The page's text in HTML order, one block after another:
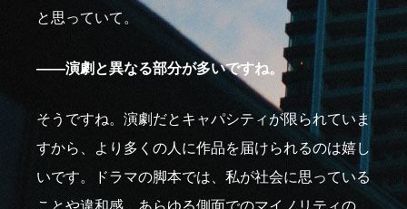
と思っていて。
――演劇と異なる部分が多いですね。
そうですね。演劇だとキャパシティが限られていま
すから、より多くの人に作品を届けられるのは嬉し
いです。ドラマの脚本では、私が社会に思っている